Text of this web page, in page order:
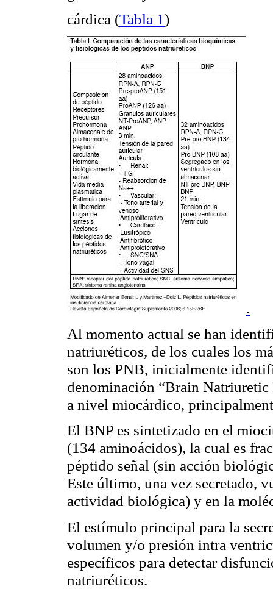
cárdica (Tabla 1)
.
Al momento actual se han
natriuréticos, de los cuales los
son los PNB, inicialmente
denominación “Brain Natriuretic
a nivel miocárdico,
El BNP es sintetizado en el
(134 aminoácidos), la cual es
péptido señal (sin acción
Este último, una vez secretado,
actividad biológica) y en la
El estímulo principal para la
volumen y/o presión intra
específicos para detectar
natriuréticos.